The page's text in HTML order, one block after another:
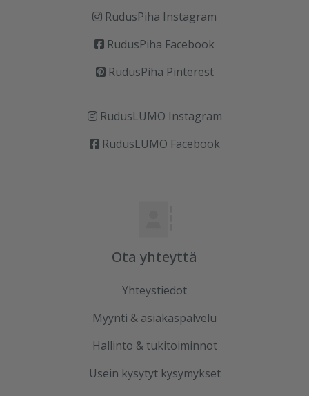
RudusPiha Instagram
RudusPiha Facebook
RudusPiha Pinterest
RudusLUMO Instagram
RudusLUMO Facebook
Ota yhteyttä
Yhteystiedot
Myynti & asiakaspalvelu
Hallinto & tukitoiminnot
Usein kysytyt kysymykset